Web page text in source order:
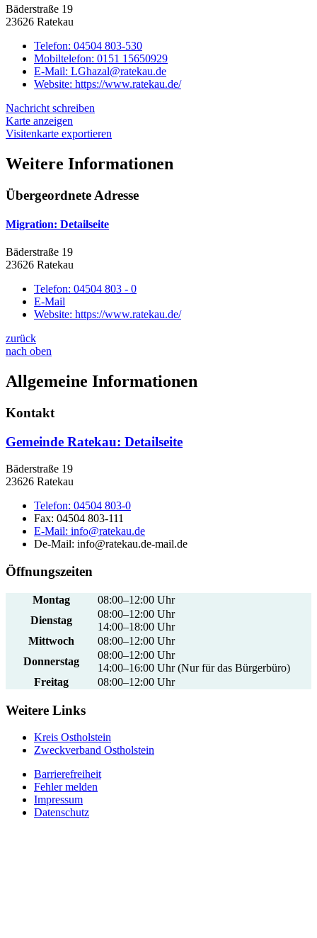
Bäderstraße 19
23626 Ratekau
Telefon: 04504 803-530
Mobiltelefon: 0151 15650929
E-Mail: LGhazal@ratekau.de
Website: https://www.ratekau.de/
Nachricht schreiben
Karte anzeigen
Visitenkarte exportieren
Weitere Informationen
Übergeordnete Adresse
Migration: Detailseite
Bäderstraße 19
23626 Ratekau
Telefon: 04504 803 - 0
E-Mail
Website: https://www.ratekau.de/
zurück
nach oben
Allgemeine Informationen
Kontakt
Gemeinde Ratekau: Detailseite
Bäderstraße 19
23626 Ratekau
Telefon: 04504 803-0
Fax: 04504 803-111
E-Mail: info@ratekau.de
De-Mail: info@ratekau.de-mail.de
Öffnungszeiten
Montag
08:00–12:00 Uhr
Dienstag
08:00–12:00 Uhr
14:00–18:00 Uhr
Mittwoch
08:00–12:00 Uhr
Donnerstag
08:00–12:00 Uhr
14:00–16:00 Uhr (Nur für das Bürgerbüro)
Freitag
08:00–12:00 Uhr
Weitere Links
Kreis Ostholstein
Zweckverband Ostholstein
Barrierefreiheit
Fehler melden
Impressum
Datenschutz